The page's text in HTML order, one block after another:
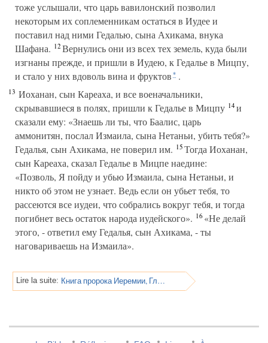
тоже услышали, что царь вавилонский позволил
некоторым их соплеменникам остаться в Иудее и
поставил над ними Гедалью, сына Ахикама, внука
Шафана. 12Вернулись они из всех тех земель, куда были
изгнаны прежде, и пришли в Иудею, к Гедалье в Мицпу,
и стало у них вдоволь вина и фруктов * .
13 Иоханан, сын Кареаха, и все военачальники,
скрывавшиеся в полях, пришли к Гедалье в Мицпу 14и
сказали ему: «Знаешь ли ты, что Баалис, царь
аммонитян, послал Измаила, сына Нетаньи, убить тебя?»
Гедалья, сын Ахикама, не поверил им. 15Тогда Иоханан,
сын Кареаха, сказал Гедалье в Мицпе наедине:
«Позволь, Я пойду и убью Измаила, сына Нетаньи, и
никто об этом не узнает. Ведь если он убьет тебя, то
рассеются все иудеи, что собрались вокруг тебя, и тогда
погибнет весь остаток народа иудейского». 16«Не делай
этого, - ответил ему Гедалья, сын Ахикама, - ты
наговариваешь на Измаила».
Lire la suite: Книга пророка Иеремии, Глава 41